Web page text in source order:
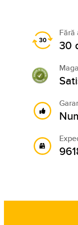
Fără
30